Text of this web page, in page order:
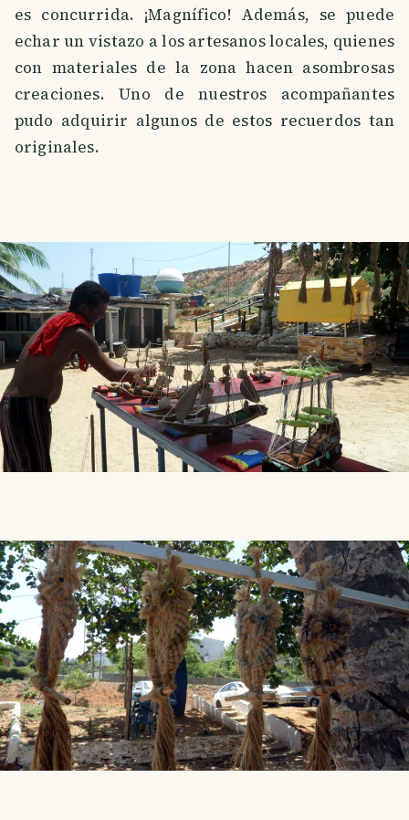
es concurrida. ¡Magnífico! Además, se puede
echar un vistazo a los artesanos locales, quienes
con materiales de la zona hacen asombrosas
creaciones. Uno de nuestros acompañantes
pudo adquirir algunos de estos recuerdos tan
originales.